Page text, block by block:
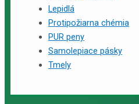
Lepidlá
Protipožiarna chémia
PUR peny
Samolepiace pásky
Tmely